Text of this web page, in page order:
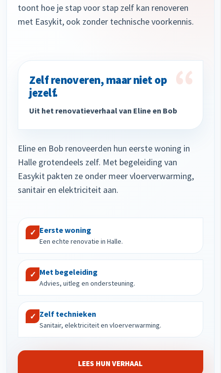
toont hoe je stap voor stap zelf kan renoveren
met Easykit, ook zonder technische voorkennis.
“
Zelf renoveren, maar niet op
jezelf.
Uit het renovatieverhaal van Eline en Bob
Eline en Bob renoveerden hun eerste woning in
Halle grotendeels zelf. Met begeleiding van
Easykit pakten ze onder meer vloerverwarming,
sanitair en elektriciteit aan.
✓ Eerste woning
Een echte renovatie in Halle.
✓ Met begeleiding
Advies, uitleg en ondersteuning.
✓ Zelf technieken
Sanitair, elektriciteit en vloerverwarming.
LEES HUN VERHAAL